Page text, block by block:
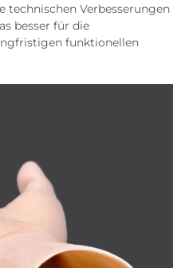
technischen Verbesserungen
besser für die
funktionellen